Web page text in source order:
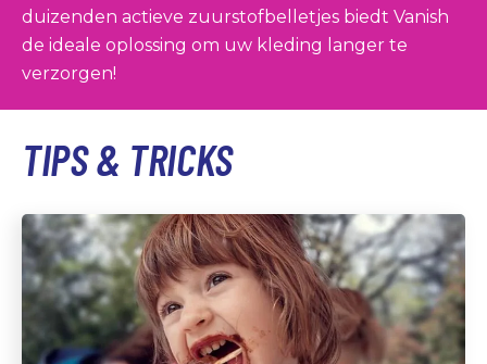
duizenden actieve zuurstofbelletjes biedt Vanish
de ideale oplossing om uw kleding langer te
verzorgen!
TIPS & TRICKS